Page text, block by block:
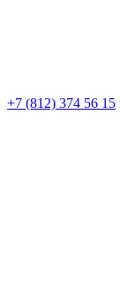
+7 (812) 374 56 15